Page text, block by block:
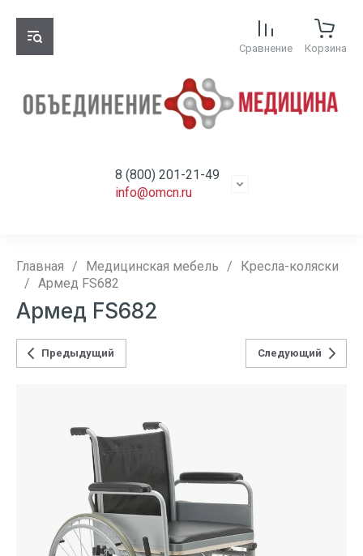
8 (800) 201-21-49
info@omcn.ru
Сравнение Корзина
Главная / Медицинская мебель /
Кресла-коляски
/ Армед FS682
Армед FS682
Предыдущий Следующий